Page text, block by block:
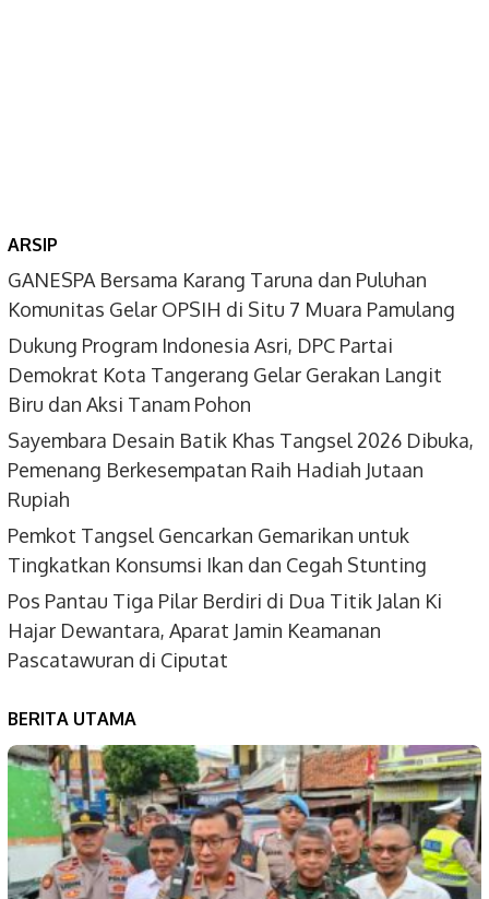
ARSIP
GANESPA Bersama Karang Taruna dan Puluhan
Komunitas Gelar OPSIH di Situ 7 Muara Pamulang
Dukung Program Indonesia Asri, DPC Partai
Demokrat Kota Tangerang Gelar Gerakan Langit
Biru dan Aksi Tanam Pohon
Sayembara Desain Batik Khas Tangsel 2026 Dibuka,
Pemenang Berkesempatan Raih Hadiah Jutaan
Rupiah
Pemkot Tangsel Gencarkan Gemarikan untuk
Tingkatkan Konsumsi Ikan dan Cegah Stunting
Pos Pantau Tiga Pilar Berdiri di Dua Titik Jalan Ki
Hajar Dewantara, Aparat Jamin Keamanan
Pascatawuran di Ciputat
BERITA UTAMA